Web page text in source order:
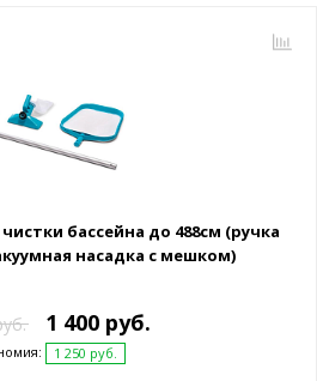
бассейна до 488см (ручка
насадка с мешком)
1 400 руб.
1 250 руб.